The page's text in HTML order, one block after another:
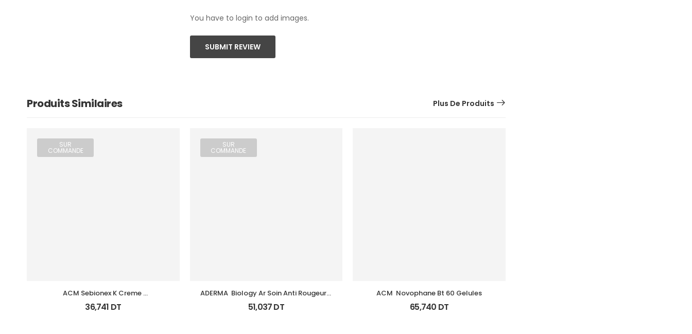
You have to login to add images.
SUBMIT REVIEW
Produits Similaires Plus De Produits
SUR
COMMANDE
ACM Sebionex K Creme
Keratoregulatrice Vis 40Ml
36,741 DT
SUR
COMMANDE
ADERMA  Biology Ar Soin Anti Rougeurs
Tb 40 Ml
51,037DT
ACM  Novophane Bt 60 Gelules
65,740 DT